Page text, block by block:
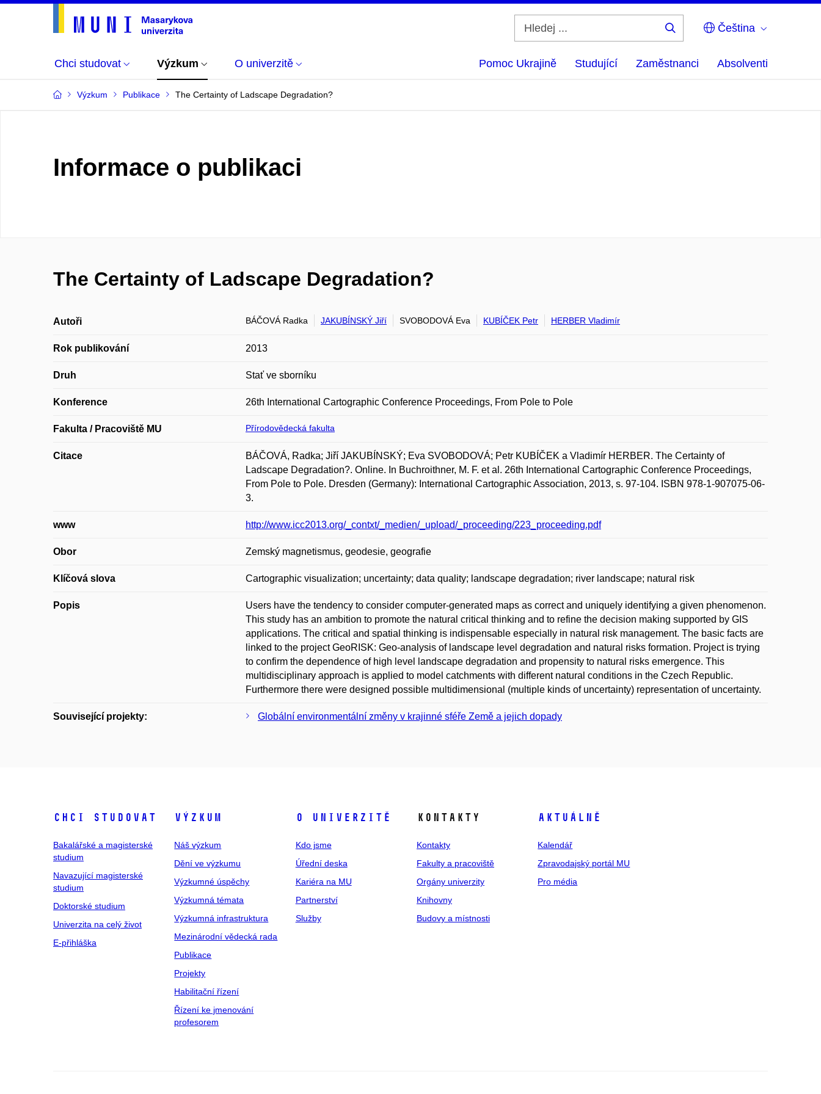
Čeština
Chci studovat Výzkum O univerzitě Pomoc Ukrajině Studující Zaměstnanci Absolventi
Výzkum Publikace The Certainty of Ladscape Degradation?
Informace o publikaci
The Certainty of Ladscape Degradation?
Autoři BÁČOVÁ Radka JAKUBÍNSKÝ Jiří SVOBODOVÁ Eva KUBÍČEK Petr HERBER Vladimír
Rok publikování 2013
Druh Stať ve sborníku
Konference 26th International Cartographic Conference Proceedings, From Pole to Pole
Fakulta / Pracoviště MU Přírodovědecká fakulta
Citace
BÁČOVÁ, Radka; Jiří JAKUBÍNSKÝ; Eva SVOBODOVÁ; Petr KUBÍČEK a Vladimír HERBER. The Certainty of
Ladscape Degradation?. Online. In Buchroithner, M. F. et al. 26th International Cartographic Conference Proceedings,
From Pole to Pole. Dresden (Germany): International Cartographic Association, 2013, s. 97-104. ISBN 978-1-907075-06-
3.
www http://www.icc2013.org/_contxt/_medien/_upload/_proceeding/223_proceeding.pdf
Obor Zemský magnetismus, geodesie, geografie
Klíčová slova Cartographic visualization; uncertainty; data quality; landscape degradation; river landscape; natural risk
Popis
Users have the tendency to consider computer-generated maps as correct and uniquely identifying a given phenomenon.
This study has an ambition to promote the natural critical thinking and to refine the decision making supported by GIS
applications. The critical and spatial thinking is indispensable especially in natural risk management. The basic facts are
linked to the project GeoRISK: Geo-analysis of landscape level degradation and natural risks formation. Project is trying
to confirm the dependence of high level landscape degradation and propensity to natural risks emergence. This
multidisciplinary approach is applied to model catchments with different natural conditions in the Czech Republic.
Furthermore there were designed possible multidimensional (multiple kinds of uncertainty) representation of uncertainty.
Související projekty: Globální environmentální změny v krajinné sféře Země a jejich dopady
Chci studovat
Bakalářské a magisterské
studium
Navazující magisterské
studium
Doktorské studium
Univerzita na celý život
E-přihláška
Výzkum
Náš výzkum
Dění ve výzkumu
Výzkumné úspěchy
Výzkumná témata
Výzkumná infrastruktura
Mezinárodní vědecká rada
Publikace
Projekty
Habilitační řízení
Řízení ke jmenování
profesorem
O univerzitě
Kdo jsme
Úřední deska
Kariéra na MU
Partnerství
Služby
Kontakty
Kontakty
Fakulty a pracoviště
Orgány univerzity
Knihovny
Budovy a místnosti
Aktuálně
Kalendář
Zpravodajský portál MU
Pro média